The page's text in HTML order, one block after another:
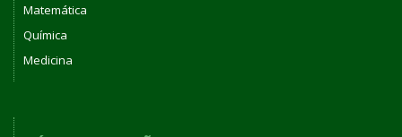
Matemática
Química
Medicina